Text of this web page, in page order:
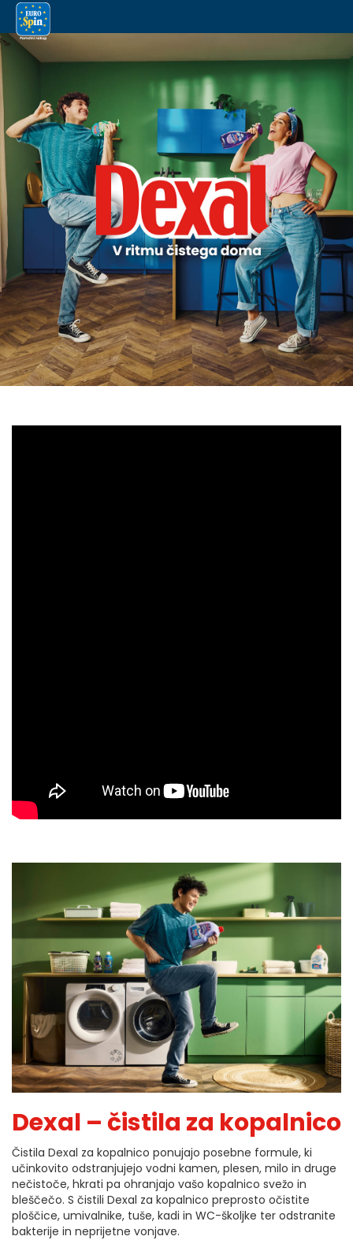
Dexal – čistila za kopalnico
Čistila Dexal za kopalnico ponujajo posebne formule, ki
učinkovito odstranjujejo vodni kamen, plesen, milo in druge
nečistoče, hkrati pa ohranjajo vašo kopalnico svežo in
bleščečo. S čistili Dexal za kopalnico preprosto očistite
ploščice, umivalnike, tuše, kadi in WC-školjke ter odstranite
bakterije in neprijetne vonjave.